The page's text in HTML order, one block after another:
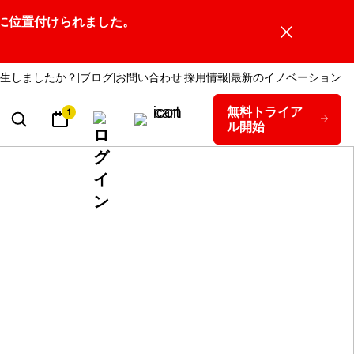
置付けられました。
しましたか？ ブログ お問い合わせ採用情報 最新のイノベーション
1
無料トライア
ル開始